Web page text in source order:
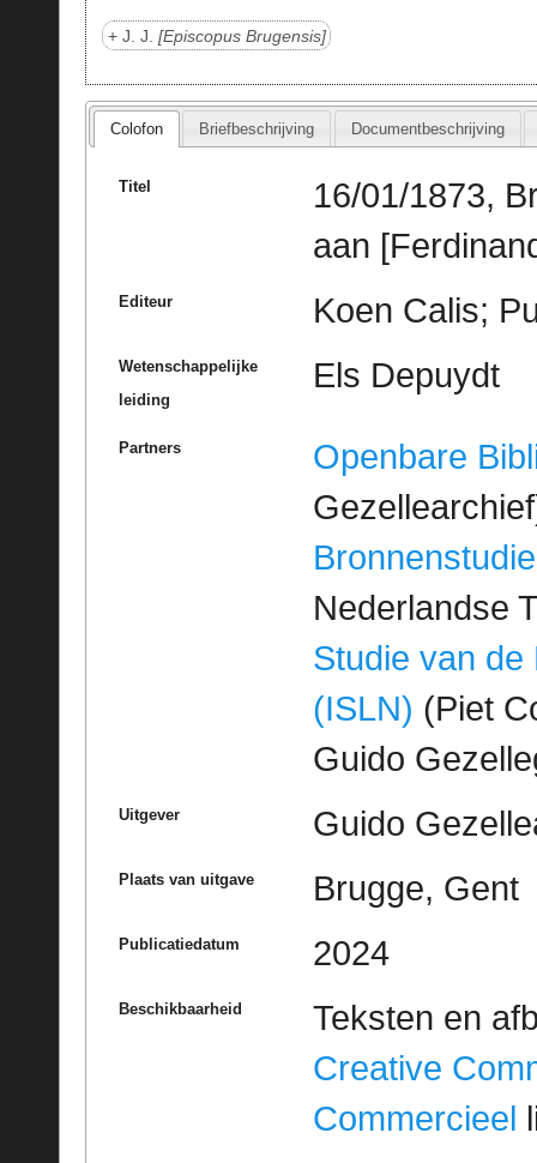
+ J. J. Episcopus Brugensis
Colofon Briefbeschrijving Documentbeschrijving
Titel
16/01/1873,
aan
Editeur Koen Calis;
Wetenschappelijke
leiding
Els Depuydt
Partners
Openbare
Bronnenstudie
Nederlandse
Studie van de
(ISLN) (Piet
Guido
Uitgever Guido
Plaats van uitgave Brugge, Gent
Publicatiedatum 2024
Beschikbaarheid
Teksten en
Creative
Commercieel